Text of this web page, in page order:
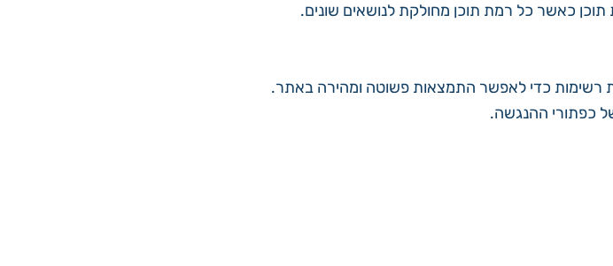
כאשר כל רמת תוכן מחולקת לנושאים שונים.
רשימות כדי לאפשר התמצאות פשוטה ומהירה באתר.
כפתורי ההנגשה.